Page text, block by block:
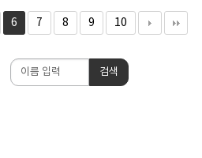
6 7 8 9 10
색
검색